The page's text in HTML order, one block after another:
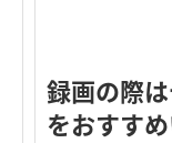
録画の際
をおすすめ